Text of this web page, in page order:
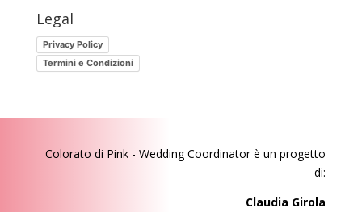
perso
questi
post?
Legal
Privacy Policy
Termini e Condizioni
Colorato di Pink - Wedding Coordinatorè un progetto
di:
Claudia Girola